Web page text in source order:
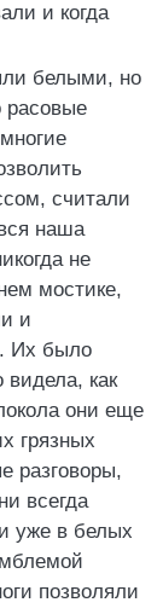
и когда
белыми, но
расовые
считали
наша
не
мостике,
и
Их было
как
они еще
грязных
разговоры,
всегда
уже в белых
позволяли